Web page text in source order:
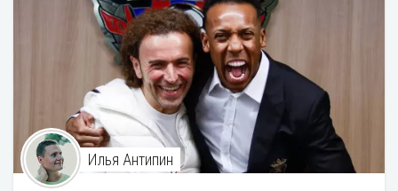
Илья Антипин